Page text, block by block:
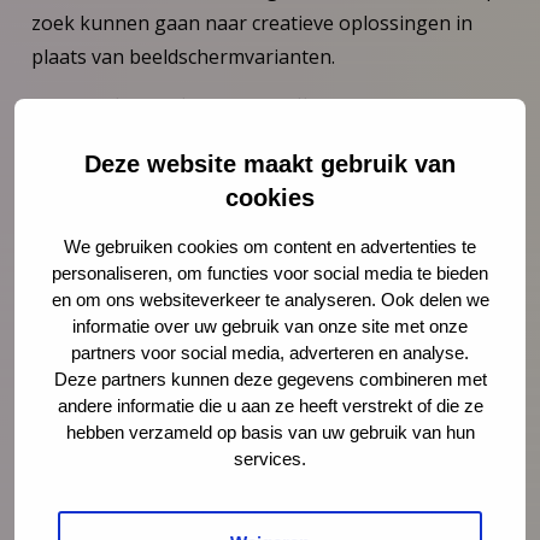
Deze website maakt gebruik van
cookies
We gebruiken cookies om content en advertenties te
personaliseren, om functies voor social media te bieden
en om ons websiteverkeer te analyseren. Ook delen we
informatie over uw gebruik van onze site met onze
partners voor social media, adverteren en analyse.
Deze partners kunnen deze gegevens combineren met
andere informatie die u aan ze heeft verstrekt of die ze
hebben verzameld op basis van uw gebruik van hun
services.
zoek kunnen gaan naar creatieve oplossingen in
plaats van beeldschermvarianten.
Hoe ga je het in de praktijk brengen?
Ook ben ik meer gaan nadenken over mijn eigen
voorbeeldgedrag. De uitspraak ‘zien drinken, doet
weekend of op vakantie weleens een borrel, maar
stond nooit echt stil bij het effect daarvan op
kinderen. Daar ga ik vanaf nu bewuster mee om.”
Wat wil je andere ouders meegeven?
Bewustwording is de eerste stap om grotere
problemen te voorkomen. Daarom raad ik andere
bijeenkomsten. Het helpt je om scherp te blijven en